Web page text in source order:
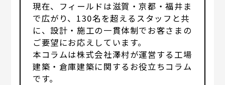
現在、フィールドは滋賀・京都・福井ま
で広がり、130名を超えるスタッフと共
に、設計・施工の一貫体制でお客さまの
ご要望にお応えしています。
本コラムは株式会社澤村が運営する工場
建築・倉庫建築に関するお役立ちコラム
です。